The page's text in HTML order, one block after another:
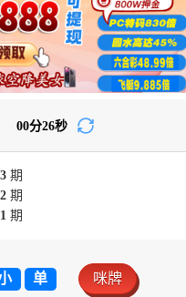
00分25秒
3期
2期
1 期
单 咪牌